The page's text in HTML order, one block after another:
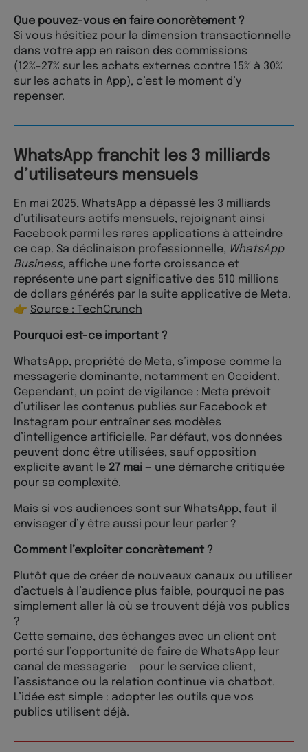
Que pouvez-vous en faire concrètement ?
Si vous hésitiez pour la dimension transactionnelle
dans votre app en raison des commissions
(12%-27% sur les achats externes contre 15% à 30%
sur les achats in App), c’est le moment d’y
repenser.
WhatsApp franchit les 3 milliards
d’utilisateurs mensuels
En mai 2025, WhatsApp a dépassé les 3 milliards
d’utilisateurs actifs mensuels, rejoignant ainsi
Facebook parmi les rares applications à atteindre
ce cap. Sa déclinaison professionnelle, WhatsApp
Business, affiche une forte croissance et
représente une part significative des 510 millions
de dollars générés par la suite applicative de Meta.
👉 Source : TechCrunch
Pourquoi est-ce important ?
WhatsApp, propriété de Meta, s’impose comme la
messagerie dominante, notamment en Occident.
Cependant, un point de vigilance : Meta prévoit
d’utiliser les contenus publiés sur Facebook et
Instagram pour entraîner ses modèles
d’intelligence artificielle. Par défaut, vos données
peuvent donc être utilisées, sauf opposition
explicite avant le 27 mai — une démarche critiquée
pour sa complexité.
Mais si vos audiences sont sur WhatsApp, faut-il
envisager d’y être aussi pour leur parler ?
Comment l’exploiter concrètement ?
Plutôt que de créer de nouveaux canaux ou utiliser
d’actuels à l’audience plus faible, pourquoi ne pas
simplement aller là où se trouvent déjà vos publics
?
Cette semaine, des échanges avec un client ont
porté sur l’opportunité de faire de WhatsApp leur
canal de messagerie — pour le service client,
l’assistance ou la relation continue via chatbot.
L’idée est simple : adopter les outils que vos
publics utilisent déjà.